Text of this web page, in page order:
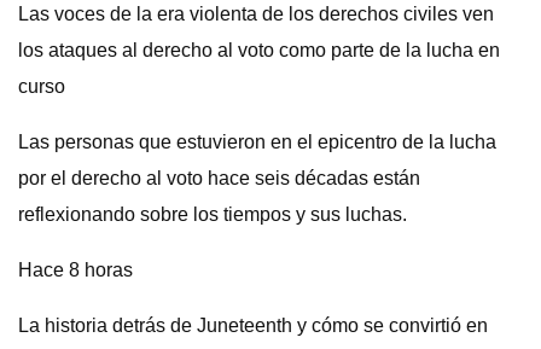
Las voces de la era violenta de los derechos civiles ven
los ataques al derecho al voto como parte de la lucha en
curso
Las personas que estuvieron en el epicentro de la lucha
por el derecho al voto hace seis décadas están
reflexionando sobre los tiempos y sus luchas.
Hace 8 horas
La historia detrás de Juneteenth y cómo se convirtió en